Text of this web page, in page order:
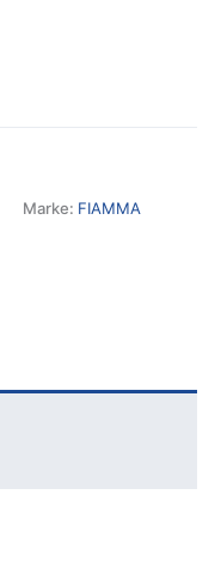
Marke: FIAMMA